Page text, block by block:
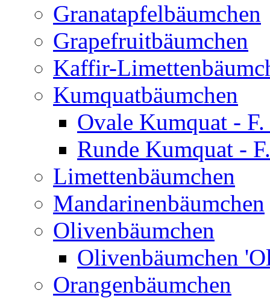
Granatapfelbäumchen
Grapefruitbäumchen
Kaffir-
Kumquatbäumchen
Ovale Kumquat -
Runde Kumquat -
Limettenbäumchen
Mandarinenbäumchen
Olivenbäumchen
Olivenbäumchen
Orangenbäumchen